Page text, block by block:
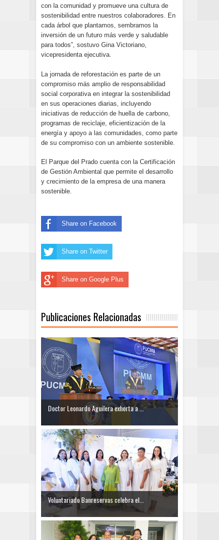
con la comunidad y promueve una cultura de
sostenibilidad entre nuestros colaboradores. En
cada árbol que plantamos, sembramos la
inversión de un futuro más verde y saludable
para todos”, sostuvo Gina Victoriano,
vicepresidenta ejecutiva.
La jornada de reforestación es parte de un
compromiso más amplio de responsabilidad
social corporativa en integrar la sostenibilidad
en sus operaciones diarias, incluyendo
iniciativas de reducción de huella de carbono,
programas de reciclaje, eficientización de la
energía y apoyo a las comunidades, como parte
de su compromiso con un ambiente sostenible.
El Parque del Prado cuenta con la Certificación
de Gestión Ambiental que permite el desarrollo
y crecimiento de la empresa de una manera
sostenible.
Share on Facebook
Share on Twitter
Share on Google Plus
Publicaciones Relacionadas
Doctor Leonardo Aguilera exhorta a ...
Voluntariado Banreservas celebra el...